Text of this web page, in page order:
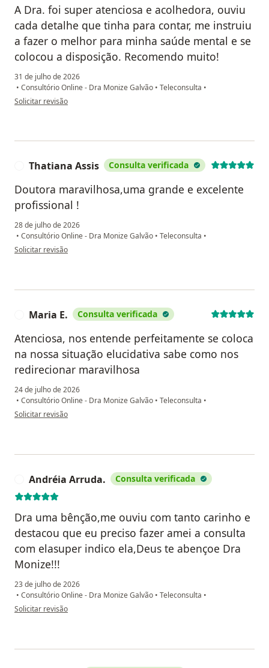
A Dra. foi super atenciosa e acolhedora, ouviu
cada detalhe que tinha para contar, me instruiu
a fazer o melhor para minha saúde mental e se
colocou a disposição. Recomendo muito!
31 de julho de 2026
• Consultório Online - Dra Monize Galvão • Teleconsulta •
na opinião do utilizador Isadora
Solicitar revisão
Thatiana Assis Consulta verificada
Doutora maravilhosa,uma grande e excelente
profissional !
28 de julho de 2026
• Consultório Online - Dra Monize Galvão • Teleconsulta •
na opinião do utilizador Thatiana Assis
Solicitar revisão
Maria E. Consulta verificada
Atenciosa, nos entende perfeitamente se coloca
na nossa situação elucidativa sabe como nos
redirecionar maravilhosa
24 de julho de 2026
• Consultório Online - Dra Monize Galvão • Teleconsulta •
na opinião do utilizador Maria E.
Solicitar revisão
Andréia Arruda. Consulta verificada
Dra uma bênção,me ouviu com tanto carinho e
destacou que eu preciso fazer amei a consulta
com elasuper indico ela,Deus te abençoe Dra
Monize!!!
23 de julho de 2026
• Consultório Online - Dra Monize Galvão • Teleconsulta •
na opinião do utilizador Andréia Arruda.
Solicitar revisão